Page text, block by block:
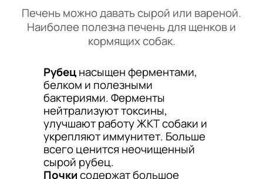
Печень можно давать сырой или вареной.
Наиболее полезна печень для щенков и
кормящих собак.
Рубецнасыщен ферментами,
белком и полезными
бактериями. Ферменты
нейтрализуют токсины,
улучшают работу ЖКТ собаки и
укрепляют иммунитет. Больше
всего ценится неочищенный
сырой рубец.
Почкисодержат большое